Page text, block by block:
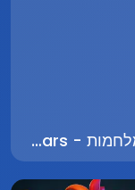
וירוס מלחמות - Virus Wars